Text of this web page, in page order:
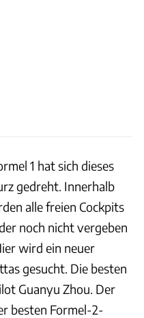
1 hat sich dieses
gedreht. Innerhalb
alle freien Cockpits
noch nicht vergeben
wird ein neuer
gesucht. Die besten
Guanyu Zhou. Der
besten Formel-2-